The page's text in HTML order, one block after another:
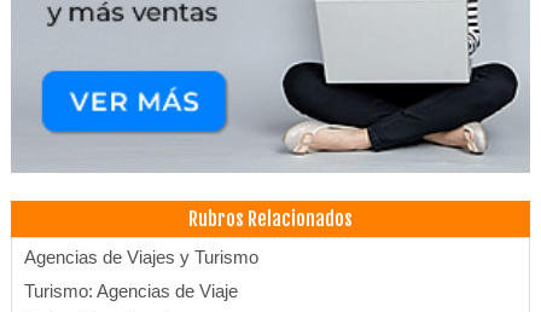
Rubros Relacionados
Agencias de Viajes y Turismo
Turismo: Agencias de Viaje